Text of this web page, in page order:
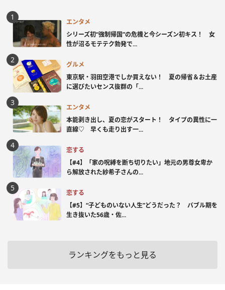
エンタメ
シリーズ初“強制帰国”の危機と今シーズン初キス！ 女
性が沼るモテテク勃発で...
グルメ
東京駅・羽田空港でしか買えない！ 夏の帰省＆お土産
に選びたいセンス抜群の「...
エンタメ
本能剥き出し、夏の恋がスタート！ タイプの異性に一
直線♡ 早くも走り出す一...
恋する
【#4】「家の呪縛を断ち切りたい」地元の男尊女卑か
ら解放された紗希子さんの...
恋する
【#5】“子どものいない人生”どうだった？ バブル期を
生き抜いた56歳・佐...
ランキングをもっと見る